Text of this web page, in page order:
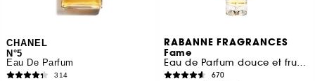
CHANEL
N°5
Eau De Parfum
314
RABANNE FRAGRANCES
Fame
Eau de Parfum douce et fruitée
670